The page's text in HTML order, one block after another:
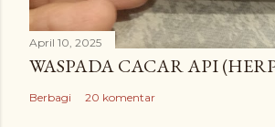
April 10, 2025
WASPADA CACAR API
Berbagi 20 komentar